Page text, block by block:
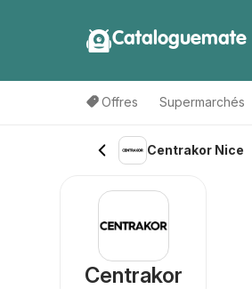
Cataloguemate
Offres Supermarchés
Centrakor Nice
Centrakor